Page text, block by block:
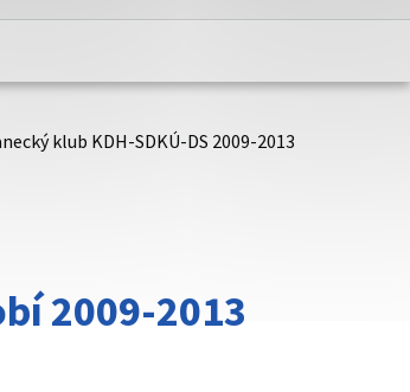
stránka vždy začína
sídla.
klub KDH-SDKÚ-DS 2009-2013
2009-2013